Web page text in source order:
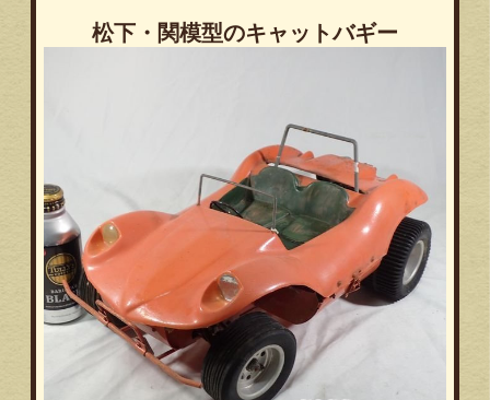
松下・関模型のキャットバギー